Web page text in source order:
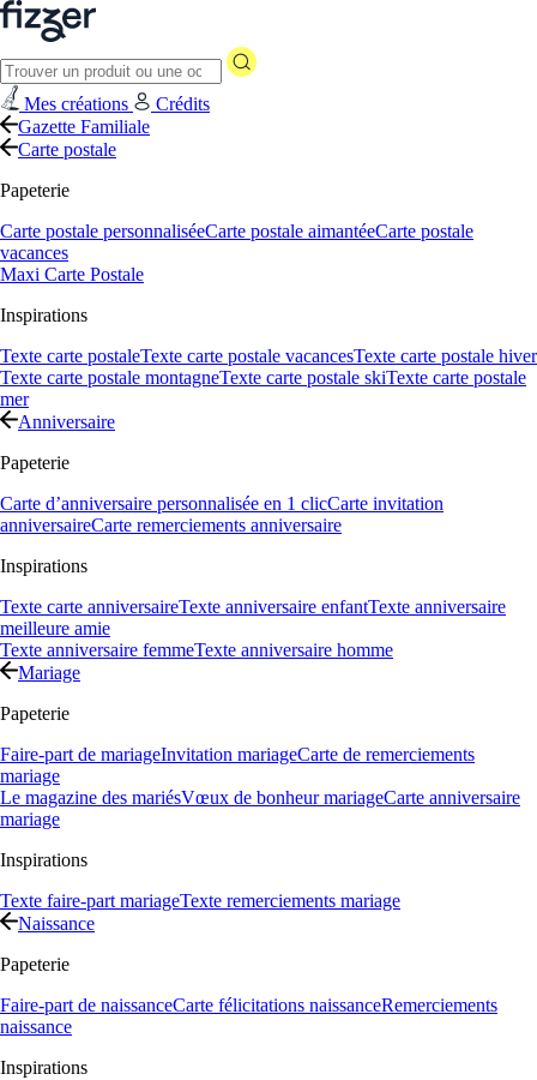
Mes créations
Crédits
Gazette Familiale
Carte postale
Papeterie
Carte postale personnaliséeCarte postale aimantéeCarte postale
vacances
Maxi Carte Postale
Inspirations
Texte carte postaleTexte carte postale vacancesTexte carte postale hiver
Texte carte postale montagneTexte carte postale skiTexte carte postale
mer
Anniversaire
Papeterie
Carte d’anniversaire personnalisée en 1 clicCarte invitation
anniversaireCarte remerciements anniversaire
Inspirations
Texte carte anniversaireTexte anniversaire enfantTexte anniversaire
meilleure amie
Texte anniversaire femmeTexte anniversaire homme
Mariage
Papeterie
Faire-part de mariageInvitation mariageCarte de remerciements
mariage
Le magazine des mariésVœux de bonheur mariageCarte anniversaire
mariage
Inspirations
Texte faire-part mariageTexte remerciements mariage
Naissance
Papeterie
Faire-part de naissanceCarte félicitations naissanceRemerciements
naissance
Inspirations